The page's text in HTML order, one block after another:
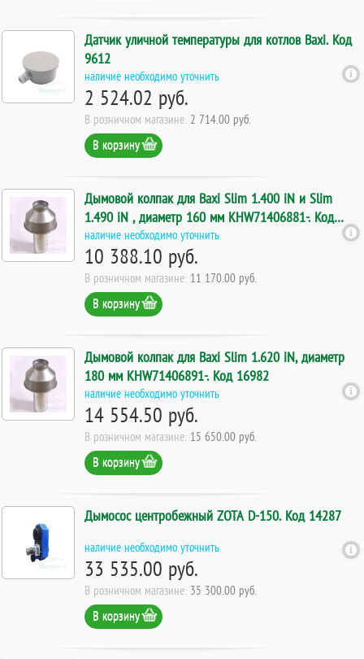
Датчик уличной температуры для котлов Baxi. Код
9612
наличие необходимо уточнить
2 524.02 руб.
В розничном магазине: 2 714.00 руб.
В корзину
Дымовой колпак для Baxi Slim 1.400 iN и Slim
1.490 iN , диаметр 160 мм KHW71406881-. Код
16981
наличие необходимо уточнить
10 388.10 руб.
В розничном магазине: 11 170.00 руб.
В корзину
Дымовой колпак для Baxi Slim 1.620 iN, диаметр
180 мм KHW71406891-. Код 16982
наличие необходимо уточнить
14 554.50 руб.
В розничном магазине: 15 650.00 руб.
В корзину
Дымосос центробежный ZOTA D-150. Код 14287
наличие необходимо уточнить
33 535.00 руб.
В розничном магазине: 35 300.00 руб.
В корзину